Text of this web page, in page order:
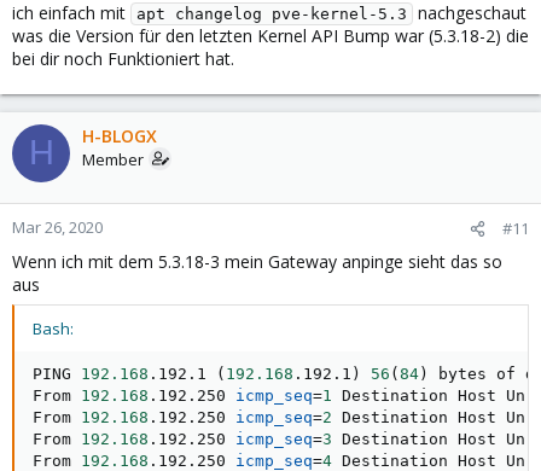
ich einfach mit
apt changelog pve-kernel-5.3
nachgeschaut
was die Version für den letzten Kernel API Bump war (5.3.18-2) die
bei dir noch Funktioniert hat.
H H-BLOGX
Member
Mar 26, 2020 #11
Wenn ich mit dem 5.3.18-3 mein Gateway anpinge sieht das so
aus
Bash:
PING 192.168 .192.1 ( 192.168 .192.1 ) 56 (84)
bytes of
From 192.168 .192.250 icmp_seq=1
Destination Host
From 192.168 .192.250 icmp_seq=2 Destination Host
From 192.168 .192.250 icmp_seq=3 Destination Host
From 192.168 .192.250 icmp_seq=4 Destination Host